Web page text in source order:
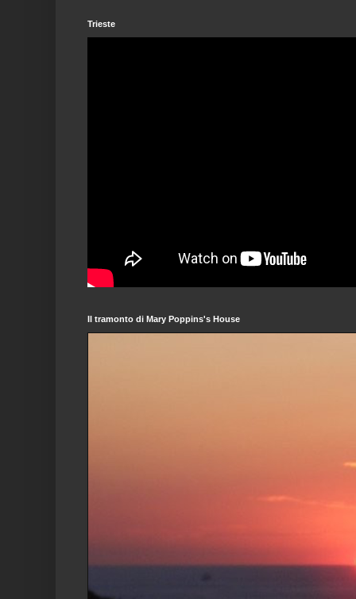
Trieste
Il tramonto di Mary Poppins's House